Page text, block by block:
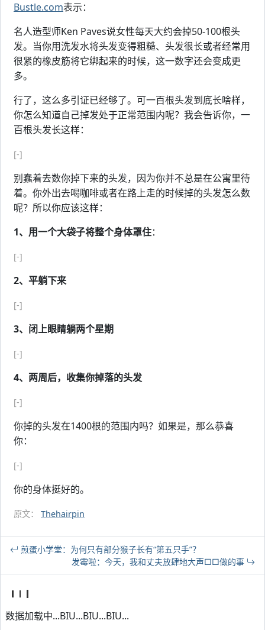
Bustle.com表示：
名人造型师Ken Paves说女性每天大约会掉50-100根头
发。当你用洗发水将头发变得粗糙、头发很长或者经常用
很紧的橡皮筋将它绑起来的时候，这一数字还会变成更
多。
行了，这么多引证已经够了。可一百根头发到底长啥样，
你怎么知道自己掉发处于正常范围内呢？我会告诉你，一
百根头发长这样：
[-]
别蠢着去数你掉下来的头发，因为你并不总是在公寓里待
着。你外出去喝咖啡或者在路上走的时候掉的头发怎么数
呢？所以你应该这样：
1、用一个大袋子将整个身体罩住：
[-]
2、平躺下来
[-]
3、闭上眼睛躺两个星期
[-]
4、两周后，收集你掉落的头发
[-]
你掉的头发在1400根的范围内吗？如果是，那么恭喜
你：
[-]
你的身体挺好的。
原文： Thehairpin
煎蛋小学堂：为何只有部分猴子长有“第五只手”？
发霉啦：今天，我和丈夫放肆地大声□□做的事
数据加载中...BIU...BIU...BIU...